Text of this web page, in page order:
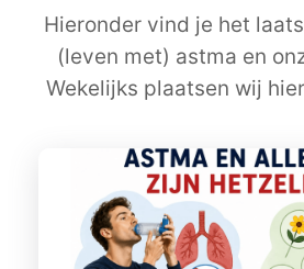
Hieronder vind je het
(leven met) astma en
Wekelijks plaatsen wij